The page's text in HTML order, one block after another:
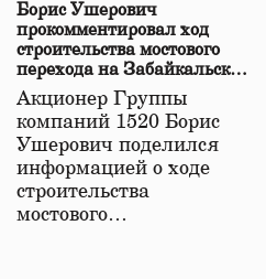
Борис Ушерович
прокомментировал ход
строительства мостового
перехода на Забайкальской
железной дороге
Акционер Группы
компаний 1520 Борис
Ушерович поделился
информацией о ходе
строительства
мостового…